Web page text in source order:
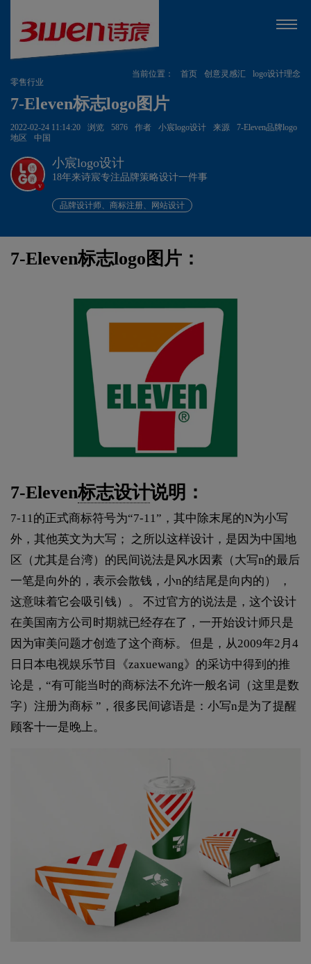
当前位置： 首页 创意灵感汇
logo设计理念
零售行业
7-Eleven标志logo图片
2022-02-24 11:14:20 浏览 5876 作者 小宸logo设计 来源
7-Eleven品牌logo
地区
中国
v
小宸logo设计
18年来诗宸专注品牌策略设计一件事
品牌设计师、商标注册、网站设计
7-Eleven标志logo图片：
7-Eleven标志设计说明：
7-11的正式商标符号为“7-11”，其中除末尾的N为小写
外，其他英文为大写； 之所以这样设计，是因为中国地
区（尤其是台湾）的民间说法是风水因素（大写n的最后
一笔是向外的，表示会散钱，小n的结尾是向内的） ，
这意味着它会吸引钱）。 不过官方的说法是，这个设计
在美国南方公司时期就已经存在了，一开始设计师只是
因为审美问题才创造了这个商标。 但是，从2009年2月4
日日本电视娱乐节目《zaxuewang》的采访中得到的推
论是，“有可能当时的商标法不允许一般名词（这里是数
字）注册为商标 ”，很多民间谚语是：小写n是为了提醒
顾客十一是晚上。